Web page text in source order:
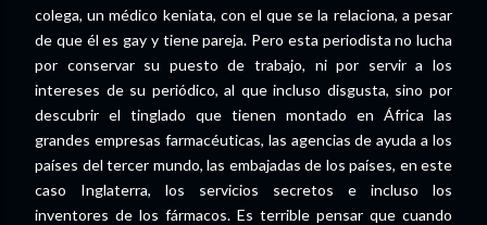
colega, un médico keniata, con el que se la relaciona, a pesar
de que él es gay y tiene pareja. Pero esta periodista no lucha
por conservar su puesto de trabajo, ni por servir a los
intereses de su periódico, al que incluso disgusta, sino por
descubrir el tinglado que tienen montado en África las
grandes empresas farmacéuticas, las agencias de ayuda a los
países del tercer mundo, las embajadas de los países, en este
caso Inglaterra, los servicios secretos e incluso los
inventores de los fármacos. Es terrible pensar que cuando